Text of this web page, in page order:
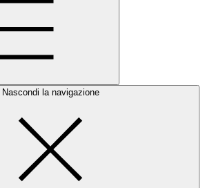
Nascondi la navigazione